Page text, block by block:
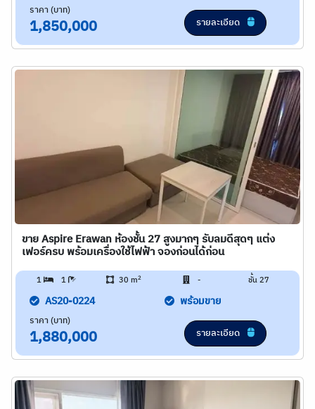
ราคา (บาท)
1,850,000 รายละเอียด
ขาย Aspire Erawan ห้องชั้น 27 สูงมากๆ รับลมดีสุดๆ แต่ง
เฟอร์ครบ พร้อมเครื่องใช้ไฟฟ้า จองก่อนได้ก่อน
1 1 30 m2 - ชั้น 27
AS20-0224 พร้อมขาย
ราคา (บาท)
1,880,000 รายละเอียด